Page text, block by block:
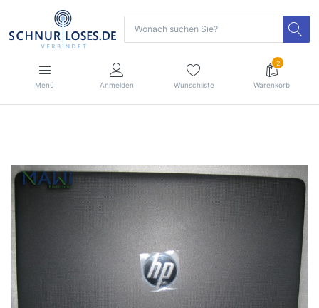
Menü Anmelden Wunschliste
2
Warenkorb